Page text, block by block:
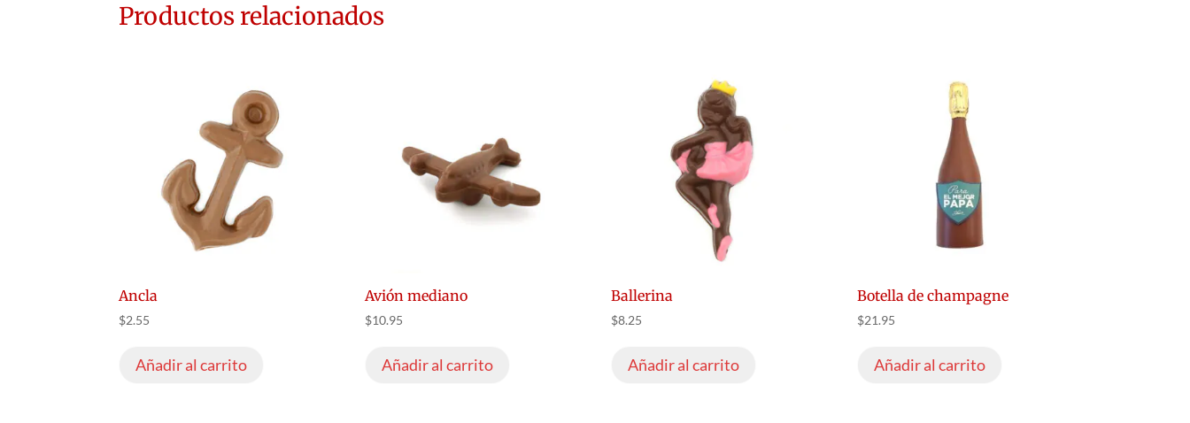
Productos relacionados
Ancla
$2.55
Añadir al carrito
Avión mediano
$10.95
Añadir al carrito
Ballerina
$8.25
Añadir al carrito
Botella de champagne
$21.95
Añadir al carrito